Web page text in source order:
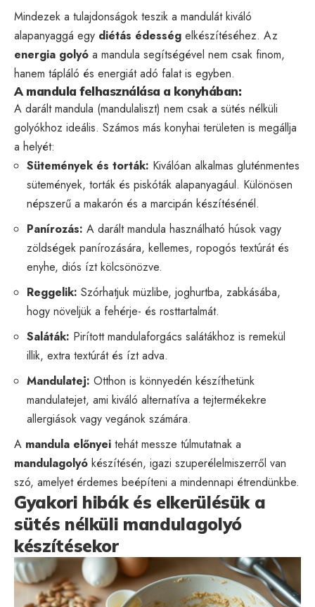
Mindezek a tulajdonságok teszik a mandulát kiváló
alapanyaggá egy diétás édesség elkészítéséhez. Az
energia golyó a mandula segítségével nem csak finom,
hanem tápláló és energiát adó falat is egyben.
A mandula felhasználása a konyhában:
A darált mandula (mandulaliszt) nem csak a sütés nélküli
golyókhoz ideális. Számos más konyhai területen is megállja
a helyét:
Sütemények és torták: Kiválóan alkalmas gluténmentes
sütemények, torták és piskóták alapanyagául. Különösen
népszerű a makarón és a marcipán készítésénél.
Panírozás: A darált mandula használható húsok vagy
zöldségek panírozására, kellemes, ropogós textúrát és
enyhe, diós ízt kölcsönözve.
Reggelik: Szórhatjuk müzlibe, joghurtba, zabkásába,
hogy növeljük a fehérje- és rosttartalmát.
Saláták: Pirított mandulaforgács salátákhoz is remekül
illik, extra textúrát és ízt adva.
Mandulatej: Otthon is könnyedén készíthetünk
mandulatejet, ami kiváló alternatíva a tejtermékekre
allergiások vagy vegánok számára.
A mandula előnyei tehát messze túlmutatnak a
mandulagolyó készítésén, igazi szuperélelmiszerről van
szó, amelyet érdemes beépíteni a mindennapi étrendünkbe.
Gyakori hibák és elkerülésük a
sütés nélküli mandulagolyó
készítésekor